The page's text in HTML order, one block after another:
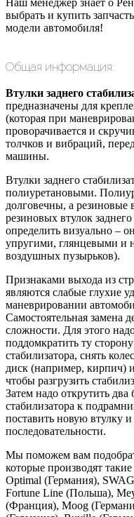
Наш менеджер знает о
выбрать и купить
модели автомобиля!
Общая информация:
Втулки заднего
предназначены для
(которая при
проворачивается и
толчков и вибраций,
машины.
Втулки заднего
полиуретановыми.
долговечны, а резиновые
резиновых втулок
определить визуально –
упругими, глянцевыми и
воздушных пузырьков).
Признаками выхода из
являются слабые глухие
маневрировании
Самостоятельная замена
сложности. Для этого
поддомкратить ту
стабилизатора, снять
диск (например, кирпич)
чтобы разгрузить
Затем надо открутить
стабилизатора к
поставить новую втулку и
последовательности.
Мы поможем вам
которые производят
Optimal (Германия),
Fortune Line (Польша),
(Франция), Moog